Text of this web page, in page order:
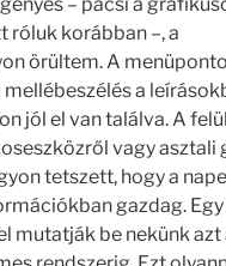
róluk korábban –, a
örültem. A
a
jól el van találva. A
vagy asztali
tetszett, hogy a
gazdag.
mutatják be nekünk azt